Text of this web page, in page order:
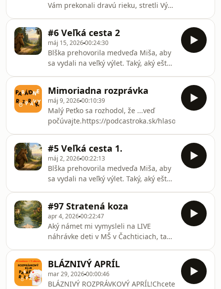
Vám prekonali dravú rieku, stretli Výra
#6 Veľká cesta 2
máj 15, 202600:24:30
Blška prehovorila medveďa Miša, aby
sa vydali na veľký výlet. Taký, aký ešte
nevedeli, ako sa cez ňu bezpečne
dostať...Nová séria rozprávok na
pokračovanie, kde vy určujete, ako má
rozprávka pokračovať. Hlasujte v
ankete pod rozprávkou.
Mimoriadna rozprávka
máj 9, 202600:10:39
Malý Peťko sa rozhodol, že ...veď
počúvajte.https://podcastroka.sk/hlasovanie/
#5 Veľká cesta 1.
máj 2, 202600:22:13
Blška prehovorila medveďa Miša, aby
sa vydali na veľký výlet. Taký, aký ešte
pokračovanie, kde vy určujete, ako má
rozprávka pokračovať. Hlasujte v
ankete pod rozprávkou.
#97 Stratená koza
apr 4, 202600:22:47
Aký námet mi vymysleli na LIVE
náhrávke deti v MŠ v Čachticiach, tak
odomkne prístup k aktuálne 127
rozprávkam.Zvýhodnené ROČNÉ
predplatné (výhodnejšie ako
BLÁZNIVÝ APRÍL
mar 29, 202600:00:46
BLÁZNIVÝ ROZPRÁVKOVÝ APRÍL!Chcete